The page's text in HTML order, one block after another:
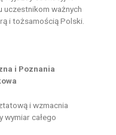
uczestnikom ważnych
i tożsamością Polski.
i Poznania
i wzmacnia
całego